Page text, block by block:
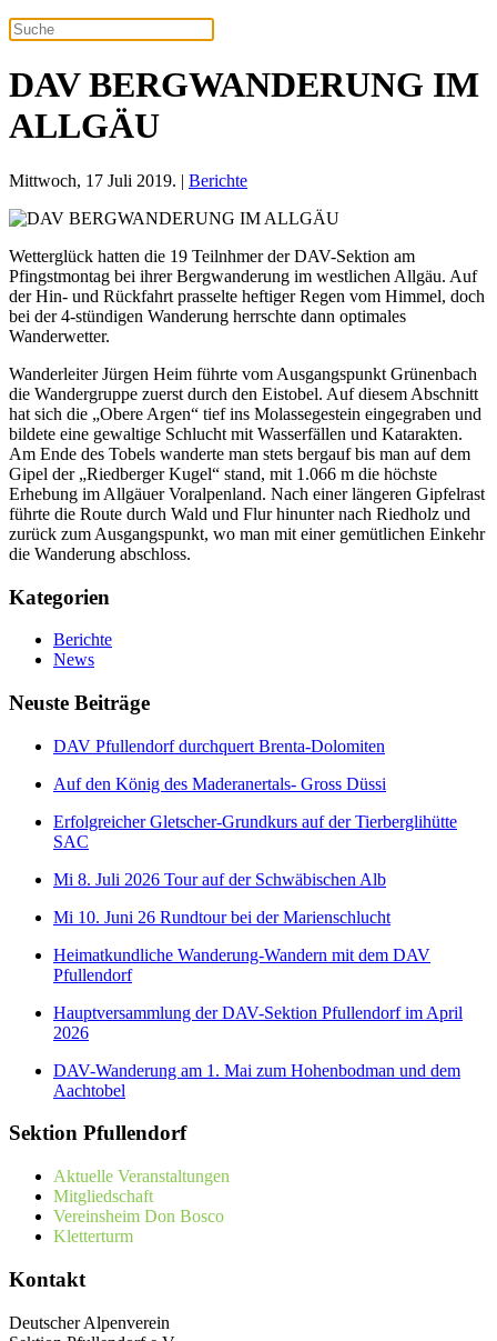
DAV BERGWANDERUNG IM
ALLGÄU
Mittwoch, 17 Juli 2019. | Berichte
Wetterglück hatten die 19 Teilnhmer der DAV-Sektion am
Pfingstmontag bei ihrer Bergwanderung im westlichen Allgäu. Auf
der Hin- und Rückfahrt prasselte heftiger Regen vom Himmel, doch
bei der 4-stündigen Wanderung herrschte dann optimales
Wanderwetter.
Wanderleiter Jürgen Heim führte vom Ausgangspunkt Grünenbach
die Wandergruppe zuerst durch den Eistobel. Auf diesem Abschnitt
hat sich die „Obere Argen“ tief ins Molassegestein eingegraben und
bildete eine gewaltige Schlucht mit Wasserfällen und Katarakten.
Am Ende des Tobels wanderte man stets bergauf bis man auf dem
Gipel der „Riedberger Kugel“ stand, mit 1.066 m die höchste
Erhebung im Allgäuer Voralpenland. Nach einer längeren Gipfelrast
führte die Route durch Wald und Flur hinunter nach Riedholz und
zurück zum Ausgangspunkt, wo man mit einer gemütlichen Einkehr
die Wanderung abschloss.
Kategorien
Berichte
News
Neuste Beiträge
DAV Pfullendorf durchquert Brenta-Dolomiten
Auf den König des Maderanertals- Gross Düssi
Erfolgreicher Gletscher-Grundkurs auf der Tierberglihütte
SAC
Mi 8. Juli 2026 Tour auf der Schwäbischen Alb
Mi 10. Juni 26 Rundtour bei der Marienschlucht
Heimatkundliche Wanderung-Wandern mit dem DAV
Pfullendorf
Hauptversammlung der DAV-Sektion Pfullendorf im April
2026
DAV-Wanderung am 1. Mai zum Hohenbodman und dem
Aachtobel
Sektion Pfullendorf
Aktuelle Veranstaltungen
Mitgliedschaft
Vereinsheim Don Bosco
Kletterturm
Kontakt
Deutscher Alpenverein